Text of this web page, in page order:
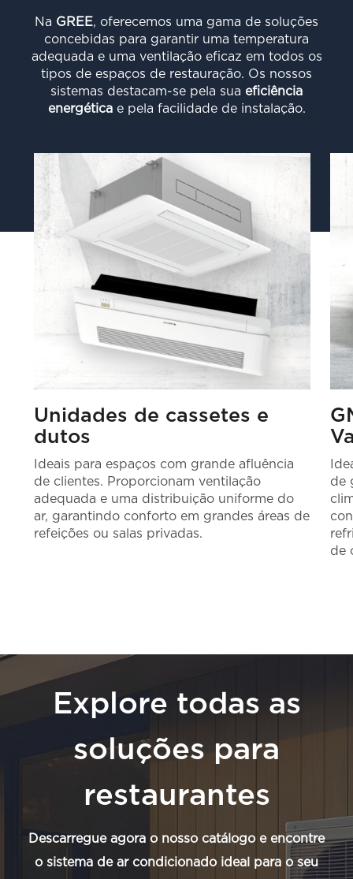
Na GREE, oferecemos uma gama de soluções
concebidas para garantir uma temperatura
adequada e uma ventilação eficaz em todos os
tipos de espaços de restauração. Os nossos
sistemas destacam-se pela sua eficiência
energéticae pela facilidade de instalação.
Unidades de cassetes e
dutos
Ideais para espaços com grande afluência
de clientes. Proporcionam ventilação
adequada e uma distribuição uniforme do
ar, garantindo conforto em grandes áreas de
refeições ou salas privadas.
de
de
Explore todas as
soluções para
restaurantes
Descarregue agora o nosso catálogo e encontre
o sistema de ar condicionado ideal para o seu